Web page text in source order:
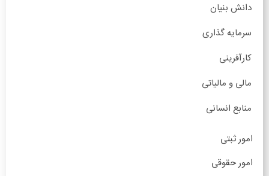
دانش بنیان
سرمایه گذاری
کارآفرینی
مالی و مالیاتی
منابع انسانی
امور ثبتی
امور حقوقی